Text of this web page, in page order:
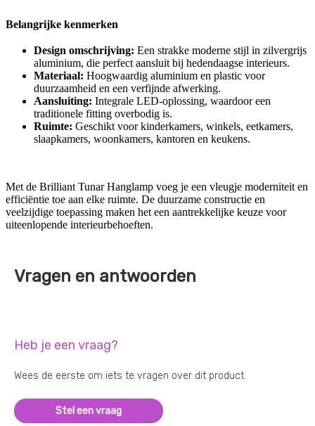
Belangrijke kenmerken
Design omschrijving: Een strakke moderne stijl in zilvergrijs
aluminium, die perfect aansluit bij hedendaagse interieurs.
Materiaal: Hoogwaardig aluminium en plastic voor
duurzaamheid en een verfijnde afwerking.
Aansluiting: Integrale LED-oplossing, waardoor een
traditionele fitting overbodig is.
Ruimte: Geschikt voor kinderkamers, winkels, eetkamers,
slaapkamers, woonkamers, kantoren en keukens.
Met de Brilliant Tunar Hanglamp voeg je een vleugje moderniteit en
efficiëntie toe aan elke ruimte. De duurzame constructie en
veelzijdige toepassing maken het een aantrekkelijke keuze voor
uiteenlopende interieurbehoeften.
Vragen en antwoorden
Heb je een vraag?
Wees de eerste om iets te vragen over dit product
Stel een vraag